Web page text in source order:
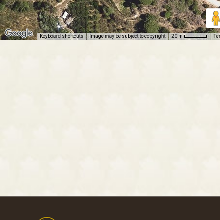
Keyboard shortcuts Image may be subject to copyright 20 m